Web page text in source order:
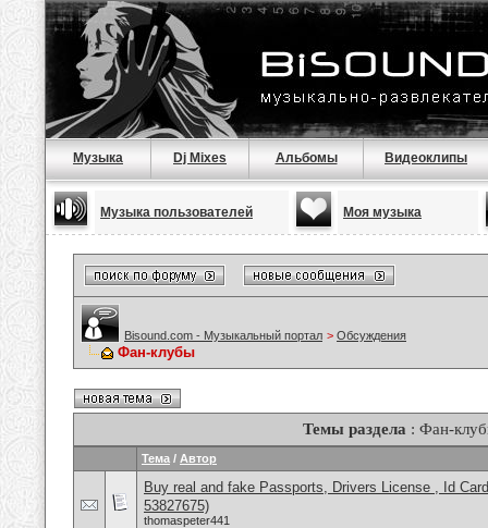
Музыка Dj Mixes Альбомы Видеоклипы
Музыка пользователей Моя музыка
Bisound.com - Музыкальный портал > Обсуждения
Фан-клубы
Темы раздела : Фан-
Тема / Автор
Buy real and fake Passports, Drivers License , Id
53827675)
thomaspeter441